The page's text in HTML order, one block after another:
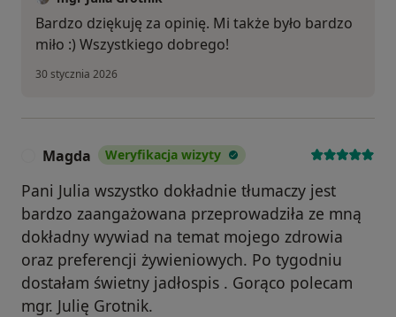
Bardzo dziękuję za opinię. Mi także było bardzo
miło :) Wszystkiego dobrego!
30 stycznia 2026
Magda Weryfikacja wizyty
Pani Julia wszystko dokładnie tłumaczy jest
bardzo zaangażowana przeprowadziła ze mną
dokładny wywiad na temat mojego zdrowia
oraz preferencji żywieniowych. Po tygodniu
dostałam świetny jadłospis . Gorąco polecam
mgr. Julię Grotnik.